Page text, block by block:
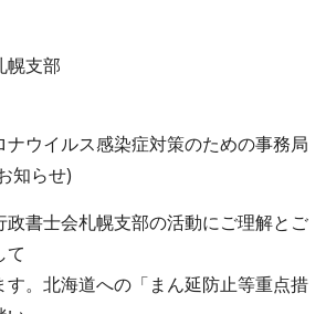
幌支部
ナウイルス感染症対策のための事務局
知らせ)
書士会札幌支部の活動にご理解とご
て
す。北海道への「まん延防止等重点措